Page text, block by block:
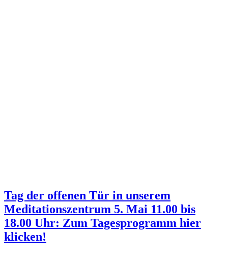
Tag der offenen Tür in unserem
Meditationszentrum 5. Mai 11.00 bis
18.00 Uhr: Zum Tagesprogramm hier
klicken!